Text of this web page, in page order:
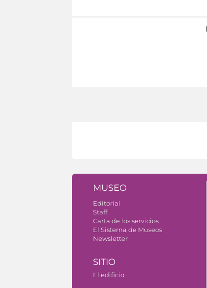
MUSEO
Editorial
Staff
Carta de los servicios
El Sistema de Museos
Newsletter
SITIO
El edificio